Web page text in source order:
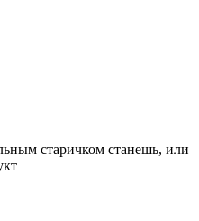
старичком станешь, или